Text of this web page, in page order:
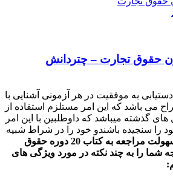
به موفقیت در هر آزمونی آشنایی با
می باشد که این امر مستلزم استفاده از
گذشته میباشد که داوطلبین با این امر
را سنجیده باشندو خود را در شراط شبیه
جهت سهولت مراجعه به کتاب 20 دوره حقوق
شما را به چند نکته در مورد ویژگی های
: